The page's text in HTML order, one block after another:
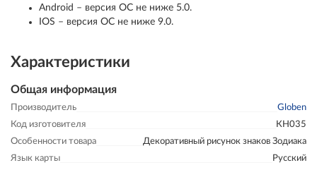
Android – версия ОС не ниже 5.0.
IOS – версия ОС не ниже 9.0.
Характеристики
Общая информация
Производитель
Globen
Код изготовителя
КН035
Особенности товара
Декоративный рисунок знаков Зодиака
Язык карты
Русский